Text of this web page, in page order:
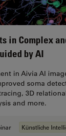
in Complex
by AI
in Aivia AI
soma
3D
and more.
Künstliche